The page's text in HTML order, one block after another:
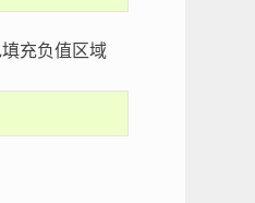
充负值区域